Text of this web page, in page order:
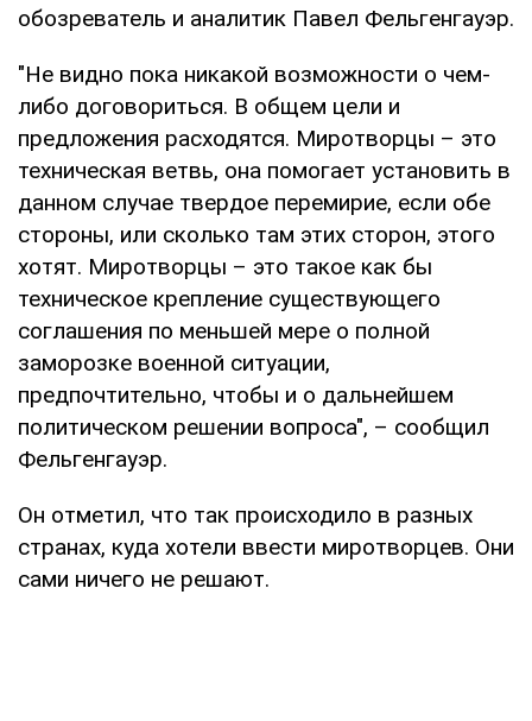
обозреватель и аналитик Павел Фельгенгауэр.
"Не видно пока никакой возможности о чем-
либо договориться. В общем цели и
предложения расходятся. Миротворцы – это
техническая ветвь, она помогает установить в
данном случае твердое перемирие, если обе
стороны, или сколько там этих сторон, этого
хотят. Миротворцы – это такое как бы
техническое крепление существующего
соглашения по меньшей мере о полной
заморозке военной ситуации,
предпочтительно, чтобы и о дальнейшем
политическом решении вопроса", – сообщил
Фельгенгауэр.
Он отметил, что так происходило в разных
странах, куда хотели ввести миротворцев. Они
сами ничего не решают.